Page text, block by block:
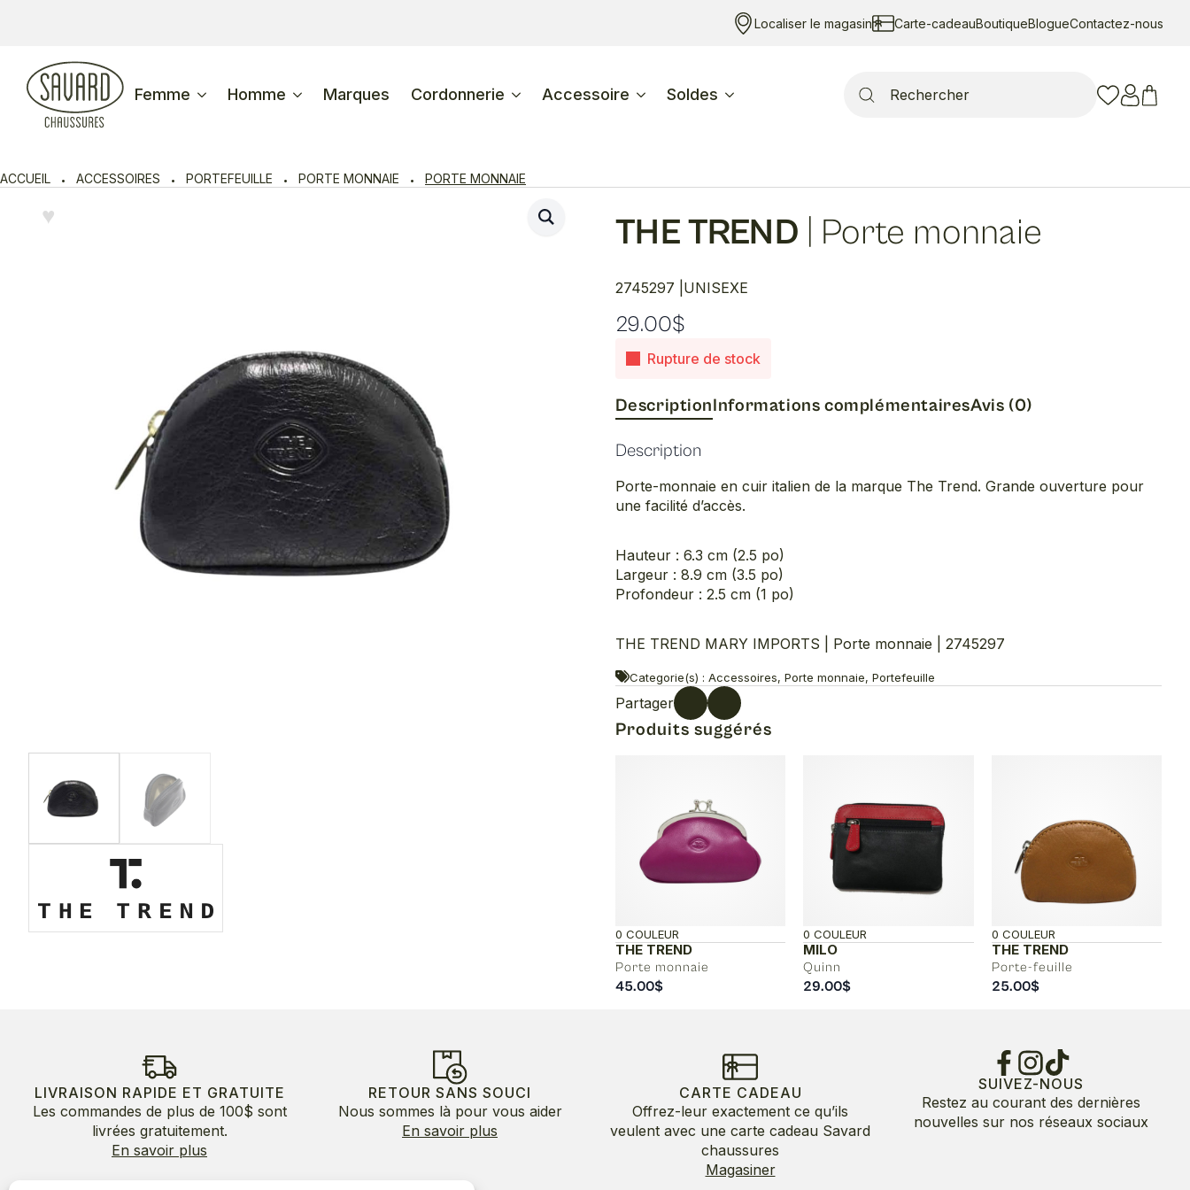
Localiser le magasin Carte-cadeauBoutiqueBlogueContactez-nous
Femme Homme Marques Cordonnerie Accessoire Soldes
for:
ACCUEIL ACCESSOIRES PORTEFEUILLE PORTE MONNAIE PORTE MONNAIE
♥︎ THE TREND Porte monnaie
2745297 | UNISEXE
29.00$
Rupture de stock
DescriptionInformations complémentairesAvis (0)
Description
Porte-monnaie en cuir italien de la marque The Trend. Grande ouverture pour
une facilité d’accès.
Hauteur : 6.3 cm (2.5 po)
Largeur : 8.9 cm (3.5 po)
Profondeur : 2.5 cm (1 po)
THE TREND MARY IMPORTS | Porte monnaie | 2745297
Categorie(s) : Accessoires, Porte monnaie, Portefeuille
Partager
Produits suggérés
THE TREND
Porte monnaie
0 COULEUR
45.00$
MILO
Quinn
0 COULEUR
29.00$
THE TREND
Porte-feuille
0 COULEUR
25.00$
LIVRAISON RAPIDE ET GRATUITE
Les commandes de plus de 100$ sont
livrées gratuitement.
En savoir plus
RETOUR SANS SOUCI
Nous sommes là pour vous aider
En savoir plus
CARTE CADEAU
Offrez-leur exactement ce qu’ils
veulent avec une carte cadeau Savard
chaussures
Magasiner
SUIVEZ-NOUS
Restez au courant des dernières
nouvelles sur nos réseaux sociaux